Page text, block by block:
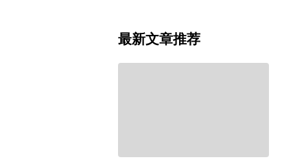
最新文章推荐